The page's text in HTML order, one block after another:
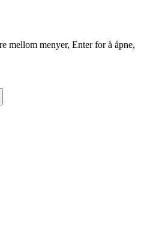
mellom menyer, Enter for å åpne,